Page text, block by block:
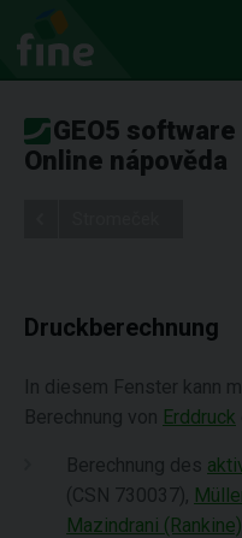
GEO5 software
Online nápověda
Druckberechnung
In diesem Fenster kann
Berechnung von Erddruck
Berechnung des
(CSN 730037),
Mazindrani (Rankine)